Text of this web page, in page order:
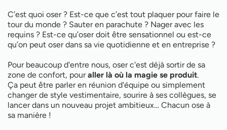
C’est quoi oser ? Est-ce que c’est tout plaquer pour faire le
tour du monde ? Sauter en parachute ? Nager avec les
requins ? Est-ce qu’oser doit être sensationnel ou est-ce
qu’on peut oser dans sa vie quotidienne et en entreprise ?
Pour beaucoup d'entre nous, oser c'est déjà sortir de sa
zone de confort, pouraller là où la magie se produit.
Ça peut être parler en réunion d'équipe ou simplement
changer de style vestimentaire, sourire à ses collègues, se
lancer dans un nouveau projet ambitieux… Chacun ose à
sa manière !